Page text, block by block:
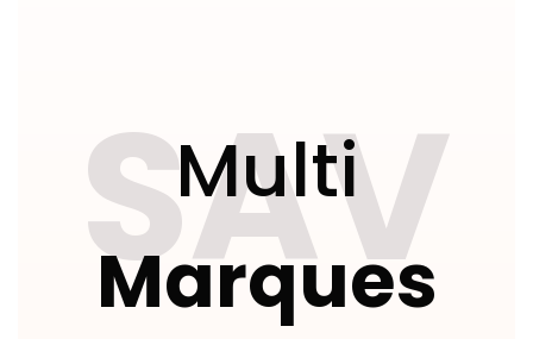
SAV
Multi
Marques